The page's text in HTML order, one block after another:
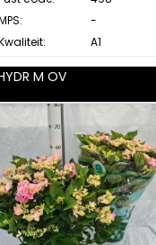
-
A1
M OV